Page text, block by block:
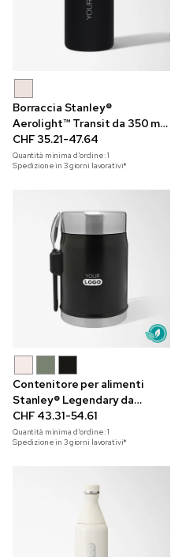
Borraccia Stanley®
Aerolight™ Transit da 350 ml
con incisione a laser
CHF 35.21-47.64
Quantità minima d'ordine:1
Spedizione in 3 giorni lavorativi*
Contenitore per alimenti
Stanley® Legendary da
400 ml con cucchiaio-
forchetta e incisione a laser
CHF 43.31-54.61
Quantità minima d'ordine:1
Spedizione in 3 giorni lavorativi*